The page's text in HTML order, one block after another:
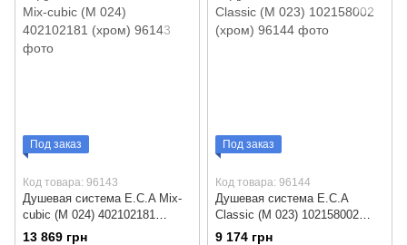
Под заказ
Код товара: 96143
Душевая система E.C.A Mix-
cubic (М 024) 402102181
(хром)
13 869 грн
Под заказ
Код товара: 96144
Душевая система E.C.A
Classic (М 023) 102158002
(хром)
9 174 грн